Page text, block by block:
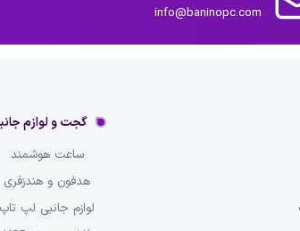
info@baninopc.com
گجت و لوازم
ساعت هوشمند
هدفون و هندزفری
لوازم جانبی لپ تاپ